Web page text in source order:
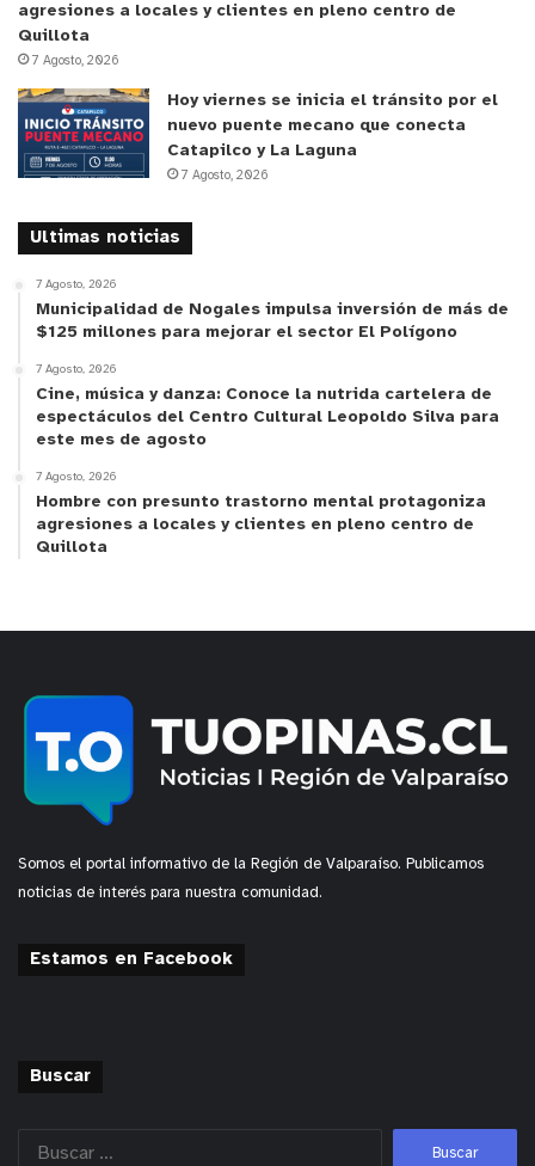
agresiones a locales y clientes en pleno centro de
Quillota
7 Agosto, 2026
Hoy viernes se inicia el tránsito por el
nuevo puente mecano que conecta
Catapilco y La Laguna
7 Agosto, 2026
Ultimas noticias
7 Agosto, 2026
Municipalidad de Nogales impulsa inversión de más de
$125 millones para mejorar el sector El Polígono
7 Agosto, 2026
Cine, música y danza: Conoce la nutrida cartelera de
espectáculos del Centro Cultural Leopoldo Silva para
este mes de agosto
7 Agosto, 2026
Hombre con presunto trastorno mental protagoniza
agresiones a locales y clientes en pleno centro de
Quillota
Somos el portal informativo de la Región de Valparaíso. Publicamos
noticias de interés para nuestra comunidad.
Estamos en Facebook
Buscar